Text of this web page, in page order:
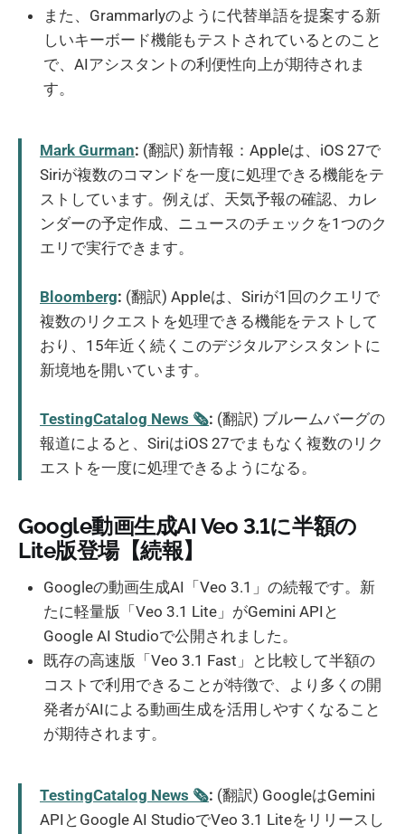
また、Grammarlyのように代替単語を提案する新
しいキーボード機能もテストされているとのこと
で、AIアシスタントの利便性向上が期待されま
す。
Mark Gurman: (翻訳) 新情報：Appleは、iOS 27で
Siriが複数のコマンドを一度に処理できる機能をテ
ストしています。例えば、天気予報の確認、カレ
ンダーの予定作成、ニュースのチェックを1つのク
エリで実行できます。
Bloomberg: (翻訳) Appleは、Siriが1回のクエリで
複数のリクエストを処理できる機能をテストして
おり、15年近く続くこのデジタルアシスタントに
新境地を開いています。
TestingCatalog News 🗞: (翻訳) ブルームバーグの
報道によると、SiriはiOS 27でまもなく複数のリク
エストを一度に処理できるようになる。
Google動画生成AI Veo 3.1に半額の
Lite版登場【続報】
Googleの動画生成AI「Veo 3.1」の続報です。新
たに軽量版「Veo 3.1 Lite」がGemini APIと
Google AI Studioで公開されました。
既存の高速版「Veo 3.1 Fast」と比較して半額の
コストで利用できることが特徴で、より多くの開
発者がAIによる動画生成を活用しやすくなること
が期待されます。
TestingCatalog News 🗞: (翻訳) GoogleはGemini
APIとGoogle AI StudioでVeo 3.1 Liteをリリースし